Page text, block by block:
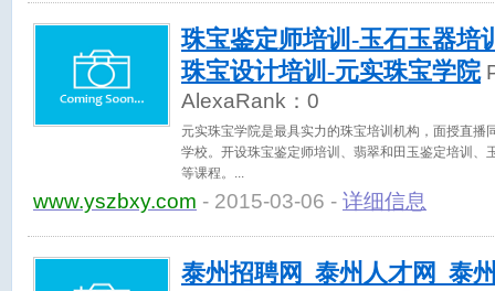
珠宝鉴定师培训-玉石玉器培
珠宝设计培训-元实珠宝学院
AlexaRank： 0
元实珠宝学院是最具实力的珠宝培训机构，面授直播
学校。开设珠宝鉴定师培训、翡翠和田玉鉴定培训、
等课程。
www.yszbxy.com - 2015-03-06 - 详细信息
泰州招聘网_泰州人才网_泰